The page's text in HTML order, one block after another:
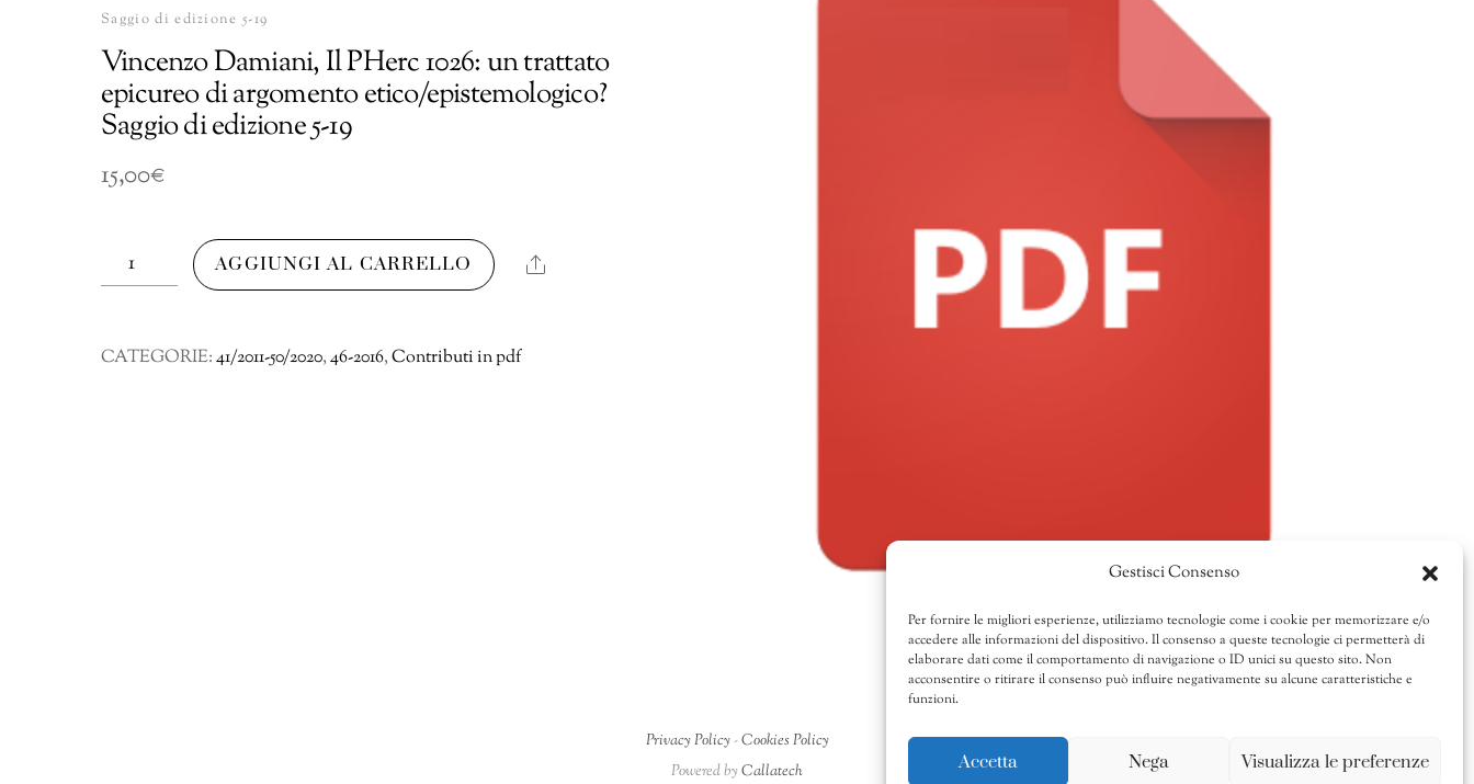
Gestisci Consenso
Per fornire le migliori esperienze, utilizziamo tecnologie come i cookie per memorizzare e/o
accedere alle informazioni del dispositivo. Il consenso a queste tecnologie ci permetterà di
elaborare dati come il comportamento di navigazione o ID unici su questo sito. Non
acconsentire o ritirare il consenso può influire negativamente su alcune caratteristiche e
funzioni.
Accetta Nega Visualizza le preferenze
Saggio di edizione 5-19
Vincenzo Damiani, Il PHerc 1026: un trattato
epicureo di argomento etico/epistemologico?
Saggio di edizione 5-19
15,00€
Vincenzo
Damiani,
un
AGGIUNGI AL CARRELLO Share
CATEGORIE:41/2011-50/2020,46-2016,Contributi in pdf
Privacy Policy-Cookies Policy
Powered byCallatech